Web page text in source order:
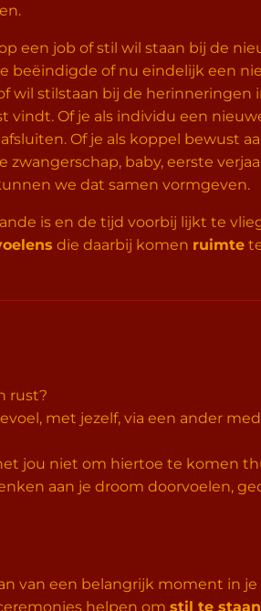
een job of stil wil staan bij de
beëindigde of nu eindelijk een
wil stilstaan bij de herinneringen
vindt. Of je als individu een
Of je als koppel bewust
zwangerschap, baby, eerste
we dat samen vormgeven.
is en de tijd voorbij lijkt te
die daarbij komen ruimte
rust?
met jezelf, via een ander
jou niet om hiertoe te komen
aan je droom doorvoelen,
van een belangrijk moment in je
helpen om stil te